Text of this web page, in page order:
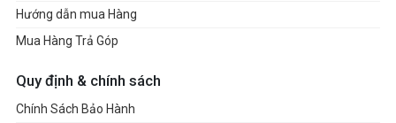
Hướng dẫn mua Hàng
Mua Hàng Trả Góp
Quy định & chính sách
Chính Sách Bảo Hành